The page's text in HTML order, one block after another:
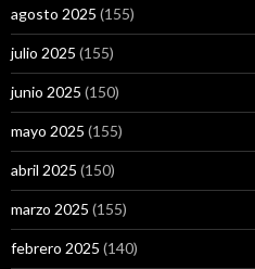
agosto 2025 (155)
julio 2025 (155)
junio 2025 (150)
mayo 2025 (155)
abril 2025 (150)
marzo 2025 (155)
febrero 2025 (140)